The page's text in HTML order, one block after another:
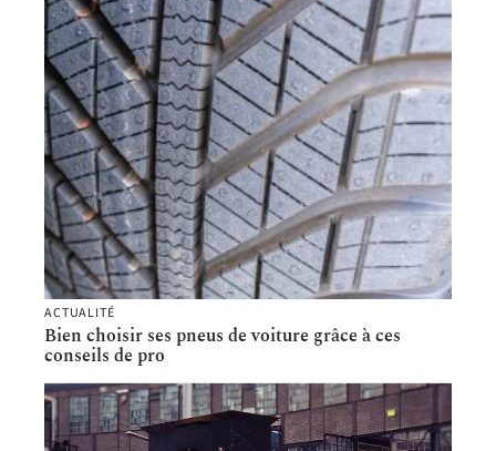
ACTUALITÉ
Bien choisir ses pneus de voiture grâce à ces
conseils de pro